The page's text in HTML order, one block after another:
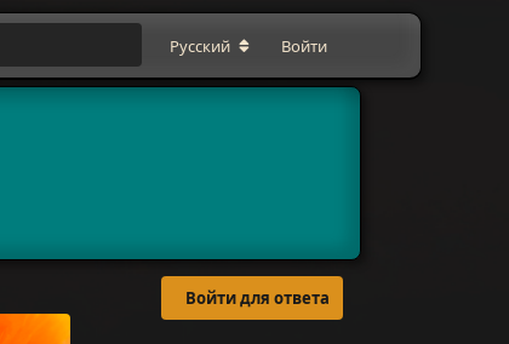
Русский Войти
Войти для ответа